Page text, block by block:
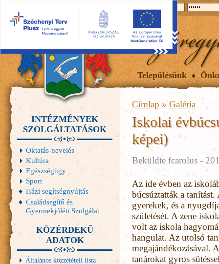
Településünk
Címlap » Galéria
Iskolai
képei)
Beküldte fcarolus -
Az ide évben az
búcsúztatták a
gyerekek, és a
születését. A zene
volt az iskola
hangulat. Az utolsó
megajándékozásával.
tanárokat gyros
INTÉZMÉNYEK
SZOLGÁLTATÁSOK
Oktatás-nevelés
Kultúra
Egészségügy
Sport
Házi segítségnyújtás
Családsegítő és
Gyermekjóléti Szolgálat
KÖZÉRDEKŰ
ADATOK
Általános közzétételi lista